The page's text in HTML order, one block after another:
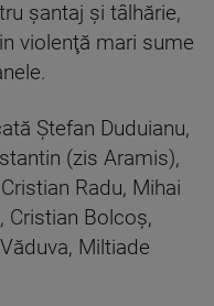
şantaj şi tâlhărie,
violenţă mari sume
Ştefan Duduianu,
(zis Aramis),
Radu, Mihai
Cristian Bolcoş,
Miltiade